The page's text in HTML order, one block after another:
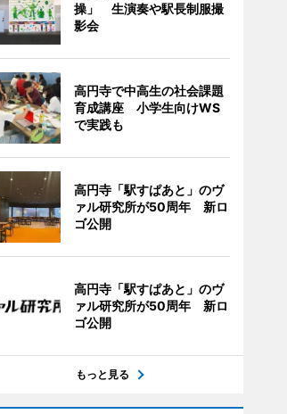
操」 生演奏や駅長制服撮
影会
高円寺で中高生の社会課題
育成講座 小学生向けWS
で実践も
高円寺「駅すぱあと」のヴ
ァル研究所が50周年 新ロ
ゴ公開
高円寺「駅すぱあと」のヴ
ァル研究所が50周年 新ロ
ゴ公開
もっと見る